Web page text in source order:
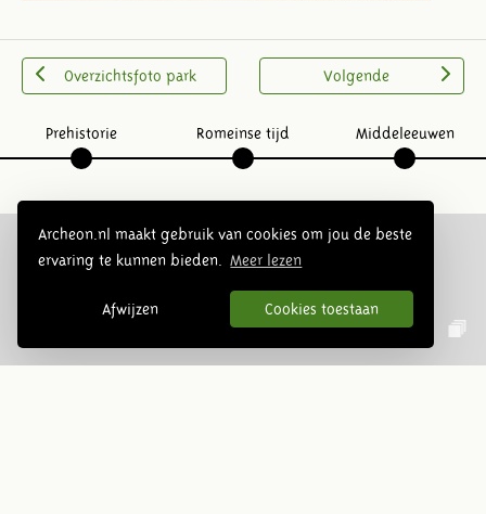
Archeon.nl maakt gebruik van cookies om jou de beste
ervaring te kunnen bieden.
Meer lezen
Afwijzen Cookies toestaan
Overzichtsfoto park Volgende
Prehistorie Romeinse tijd Middeleeuwen